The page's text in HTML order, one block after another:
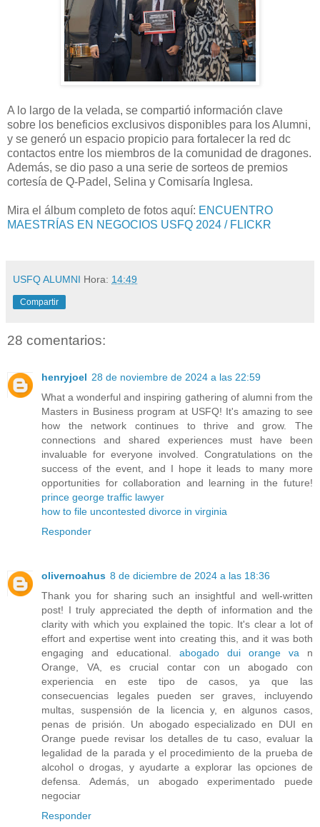
A lo largo de la velada, se compartió información clave
sobre los beneficios exclusivos disponibles para los Alumni,
y se generó un espacio propicio para fortalecer la red dc
contactos entre los miembros de la comunidad de dragones.
Además, se dio paso a una serie de sorteos de premios
cortesía de Q-Padel, Selina y Comisaría Inglesa.
Mira el álbum completo de fotos aquí: ENCUENTRO
MAESTRÍAS EN NEGOCIOS USFQ 2024 / FLICKR
USFQ ALUMNI Hora: 14:49
Compartir
28 comentarios:
henryjoel 28 de noviembre de 2024 a las 22:59
What a wonderful and inspiring gathering of alumni from the
Masters in Business program at USFQ! It's amazing to see
how the network continues to thrive and grow. The
connections and shared experiences must have been
invaluable for everyone involved. Congratulations on the
success of the event, and I hope it leads to many more
opportunities for collaboration and learning in the future!
prince george traffic lawyer
how to file uncontested divorce in virginia
Responder
olivernoahus 8 de diciembre de 2024 a las 18:36
Thank you for sharing such an insightful and well-written
post! I truly appreciated the depth of information and the
clarity with which you explained the topic. It's clear a lot of
effort and expertise went into creating this, and it was both
engaging and educational. abogado dui orange va n
Orange, VA, es crucial contar con un abogado con
experiencia en este tipo de casos, ya que las
consecuencias legales pueden ser graves, incluyendo
multas, suspensión de la licencia y, en algunos casos,
penas de prisión. Un abogado especializado en DUI en
Orange puede revisar los detalles de tu caso, evaluar la
legalidad de la parada y el procedimiento de la prueba de
alcohol o drogas, y ayudarte a explorar las opciones de
defensa. Además, un abogado experimentado puede
negociar
Responder